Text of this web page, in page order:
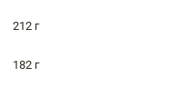
212 г
182 г